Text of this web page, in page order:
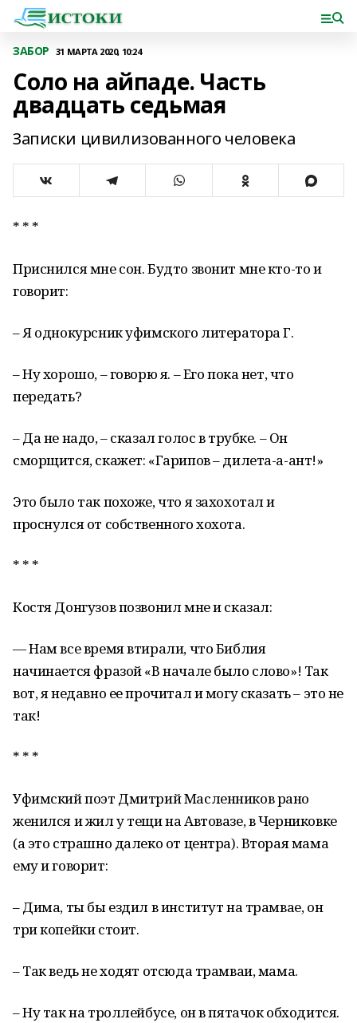
ЗАБОР 31 МАРТА 2020, 10:24
Соло на айпаде. Часть
двадцать седьмая
Записки цивилизованного человека
* * *
Приснился мне сон. Будто звонит мне кто-то и
говорит:
– Я однокурсник уфимского литератора Г.
– Ну хорошо, – говорю я. – Его пока нет, что
передать?
– Да не надо, – сказал голос в трубке. – Он
сморщится, скажет: «Гарипов – дилета-а-ант!»
Это было так похоже, что я захохотал и
проснулся от собственного хохота.
* * *
Костя Донгузов позвонил мне и сказал:
— Нам все время втирали, что Библия
начинается фразой «В начале было слово»! Так
вот, я недавно ее прочитал и могу сказать – это не
так!
* * *
Уфимский поэт Дмитрий Масленников рано
женился и жил у тещи на Автовазе, в Черниковке
(а это страшно далеко от центра). Вторая мама
ему и говорит:
– Дима, ты бы ездил в институт на трамвае, он
три копейки стоит.
– Так ведь не ходят отсюда трамваи, мама.
– Ну так на троллейбусе, он в пятачок обходится.